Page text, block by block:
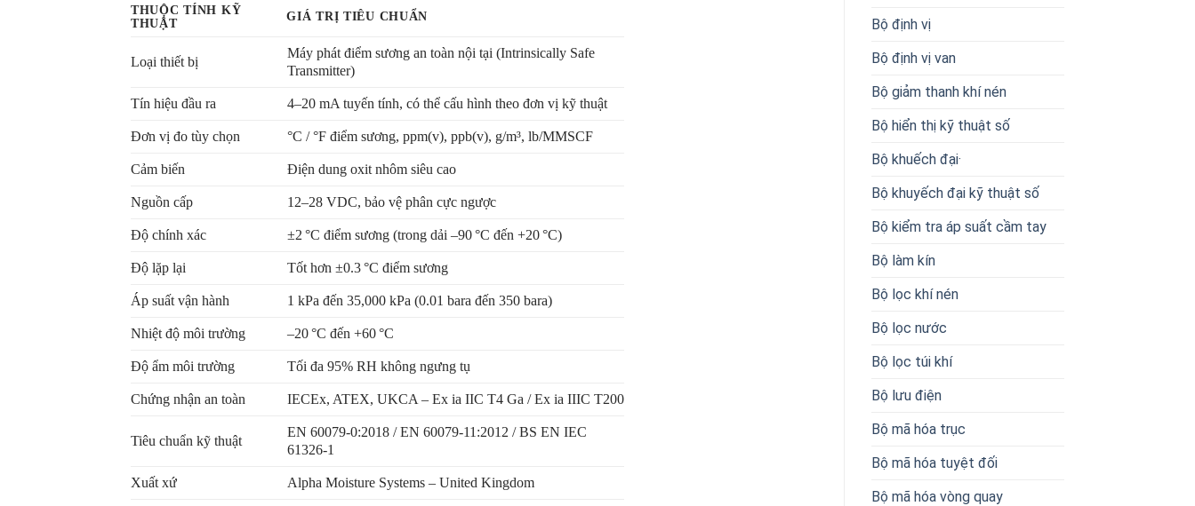
Bộ định vị
Bộ định vị van
Bộ giảm thanh khí nén
Bộ hiển thị kỹ thuật số
Bộ khuếch đại·
Bộ khuyếch đại kỹ thuật số
Bộ kiểm tra áp suất cầm tay
Bộ làm kín
Bộ lọc khí nén
Bộ lọc nước
Bộ lọc túi khí
Bộ lưu điện
Bộ mã hóa trục
Bộ mã hóa tuyệt đối
Bộ mã hóa vòng quay
THUỘC TÍNH KỸ
THUẬT
GIÁ TRỊ TIÊU CHUẨN
Loại thiết bị
Máy phát điểm sương an toàn nội tại (Intrinsically Safe
Transmitter)
Tín hiệu đầu ra 4–20 mA tuyến tính, có thể cấu hình theo đơn vị kỹ thuật
Đơn vị đo tùy chọn °C / °F điểm sương, ppm(v), ppb(v), g/m³, lb/MMSCF
Cảm biến Điện dung oxit nhôm siêu cao
Nguồn cấp 12–28 VDC, bảo vệ phân cực ngược
Độ chính xác ±2 °C điểm sương (trong dải –90 °C đến +20 °C)
Độ lặp lại Tốt hơn ±0.3 °C điểm sương
Áp suất vận hành 1 kPa đến 35,000 kPa (0.01 bara đến 350 bara)
Nhiệt độ môi trường –20 °C đến +60 °C
Độ ẩm môi trường Tối đa 95% RH không ngưng tụ
Chứng nhận an toàn IECEx, ATEX, UKCA – Ex ia IIC T4 Ga / Ex ia IIIC T200
Tiêu chuẩn kỹ thuật
EN 60079-0:2018 / EN 60079-11:2012 / BS EN IEC
61326-1
Xuất xứ Alpha Moisture Systems – United Kingdom